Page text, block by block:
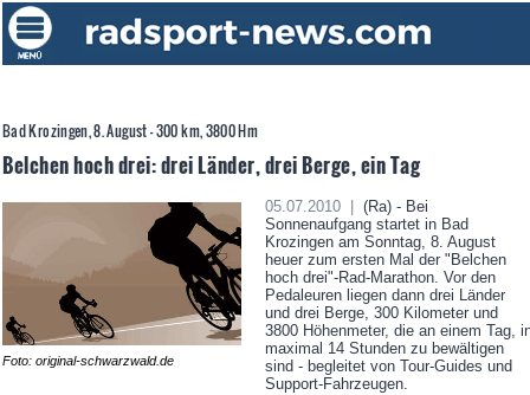
Bad Krozingen, 8. August - 300 km, 3800 Hm
Belchen hoch drei: drei Länder, drei Berge, ein Tag
Foto: original-schwarzwald.de
05.07.2010 |
(Ra) - Bei
Sonnenaufgang startet in Bad
Krozingen am Sonntag, 8. August
heuer zum ersten Mal der "Belchen
hoch drei"-Rad-Marathon. Vor den
Pedaleuren liegen dann drei Länder
und drei Berge, 300 Kilometer und
3800 Höhenmeter, die an einem Tag,
maximal 14 Stunden zu bewältigen
sind - begleitet von Tour-Guides und
Support-Fahrzeugen.